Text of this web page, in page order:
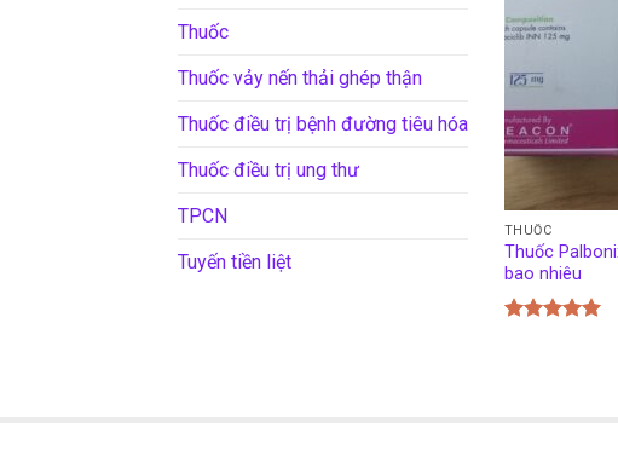
Thuốc
Thuốc vảy nến thải ghép thận
Thuốc điều trị bệnh đường tiêu hóa
Thuốc điều trị ung thư
TPCN
Tuyến tiền liệt
THUỐC
Thuốc
bao nhiêu